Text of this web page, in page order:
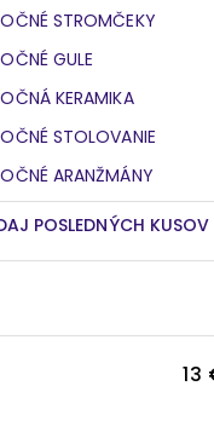
STROMČEKY
GULE
KERAMIKA
STOLOVANIE
ARANŽMÁNY
POSLEDNÝCH KUSOV
13